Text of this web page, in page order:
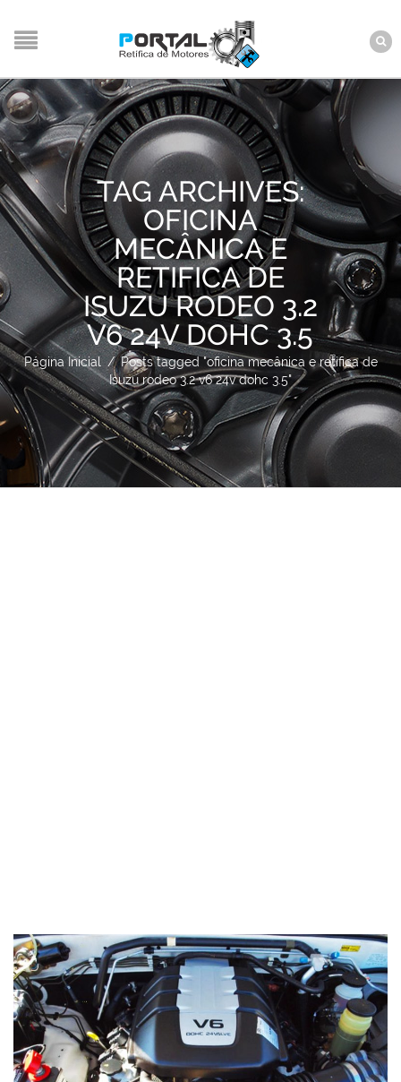
TAG ARCHIVES:
OFICINA
MECÂNICA E
RETIFICA DE
ISUZU RODEO 3.2
V6 24V DOHC 3.5
Página Inicial / Posts tagged "oficina mecânica e retifica de
Isuzu rodeo 3.2 v6 24v dohc 3.5"